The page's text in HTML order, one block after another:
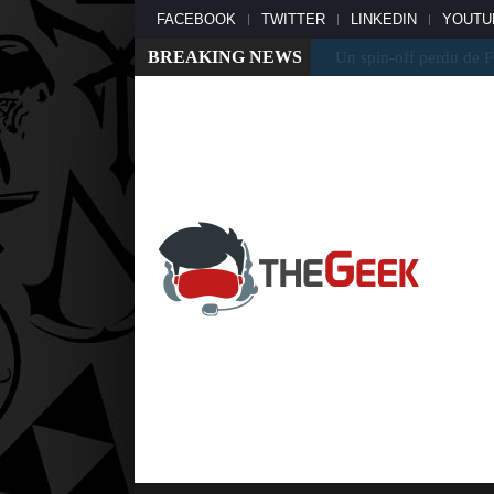
FACEBOOK TWITTER LINKEDIN
BREAKING NEWS Master Chief a-t-il